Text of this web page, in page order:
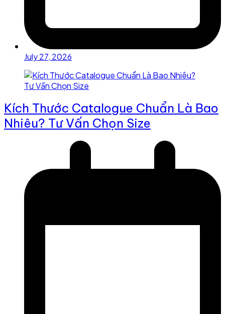
July 27, 2026
Kích Thước Catalogue Chuẩn Là Bao
Nhiêu? Tư Vấn Chọn Size